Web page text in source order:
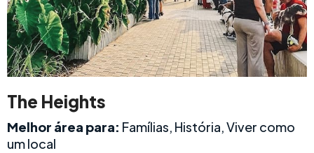
The Heights
Melhor área para: Famílias, História, Viver como
um local